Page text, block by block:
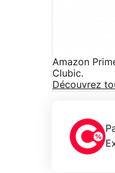
Amazon
Clubic.
Découvrez